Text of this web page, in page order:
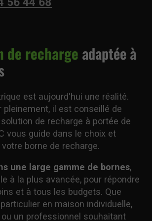
de recharge adaptée à
est aujourd'hui une réalité.
pleinement, il est conseillé de
de recharge à portée de
vous guide dans le choix et
borne de recharge.
une large gamme de bornes,
à la plus avancée, pour répondre
et à tous les budgets. Que
en maison individuelle,
un professionnel souhaitant